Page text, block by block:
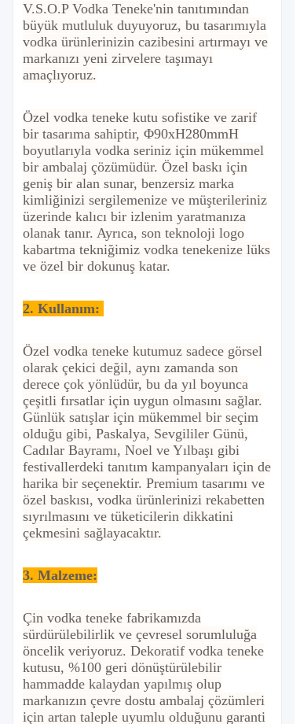
V.S.O.P Vodka Teneke'nin tanıtımından
büyük mutluluk duyuyoruz, bu tasarımıyla
vodka ürünlerinizin cazibesini artırmayı ve
markanızı yeni zirvelere taşımayı
amaçlıyoruz.
Özel vodka teneke kutu sofistike ve zarif
bir tasarıma sahiptir, Φ90xH280mmH
boyutlarıyla vodka seriniz için mükemmel
bir ambalaj çözümüdür. Özel baskı için
geniş bir alan sunar, benzersiz marka
kimliğinizi sergilemenize ve müşterileriniz
üzerinde kalıcı bir izlenim yaratmanıza
olanak tanır. Ayrıca, son teknoloji logo
kabartma tekniğimiz vodka tenekenize lüks
ve özel bir dokunuş katar.
2. Kullanım:
Özel vodka teneke kutumuz sadece görsel
olarak çekici değil, aynı zamanda son
derece çok yönlüdür, bu da yıl boyunca
çeşitli fırsatlar için uygun olmasını sağlar.
Günlük satışlar için mükemmel bir seçim
olduğu gibi, Paskalya, Sevgililer Günü,
Cadılar Bayramı, Noel ve Yılbaşı gibi
festivallerdeki tanıtım kampanyaları için de
harika bir seçenektir. Premium tasarımı ve
özel baskısı, vodka ürünlerinizi rekabetten
sıyrılmasını ve tüketicilerin dikkatini
çekmesini sağlayacaktır.
3. Malzeme:
Çin vodka teneke fabrikamızda
sürdürülebilirlik ve çevresel sorumluluğa
öncelik veriyoruz. Dekoratif vodka teneke
kutusu, %100 geri dönüştürülebilir
hammadde kalaydan yapılmış olup
markanızın çevre dostu ambalaj çözümleri
için artan taleple uyumlu olduğunu garanti